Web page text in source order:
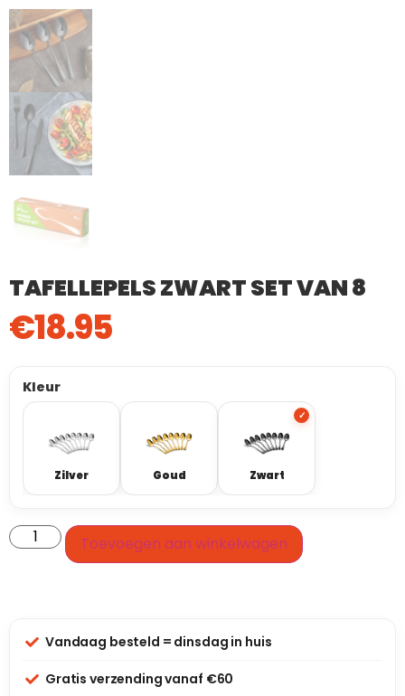
TAFELLEPELS ZWART SET VAN 8
€18.95
Kleur
Zilver Goud Zwart
Toevoegen aan winkelwagen
Vandaag besteld = dinsdag in huis
Gratis verzending vanaf €60